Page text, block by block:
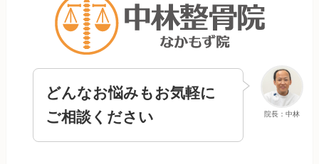
院長：中林
どんなお悩みもお気軽に
ご相談ください